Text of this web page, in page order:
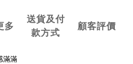
多
送貨及付
款方式
顧客評價
滿滿